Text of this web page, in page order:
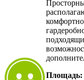
Площадь: